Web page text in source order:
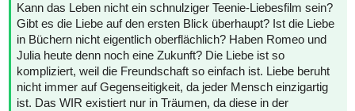
Kann das Leben nicht ein schnulziger Teenie-Liebesfilm sein?
Gibt es die Liebe auf den ersten Blick überhaupt? Ist die Liebe
in Büchern nicht eigentlich oberflächlich? Haben Romeo und
Julia heute denn noch eine Zukunft? Die Liebe ist so
kompliziert, weil die Freundschaft so einfach ist. Liebe beruht
nicht immer auf Gegenseitigkeit, da jeder Mensch einzigartig
ist. Das WIR existiert nur in Träumen, da diese in der